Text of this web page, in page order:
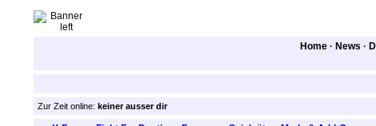
Home · News ·
Zur Zeit online: keiner ausser dir